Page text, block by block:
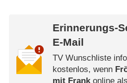
Erinnerungs-
E-Mail
TV Wunschliste
kostenlos, wenn
mit Frankonline